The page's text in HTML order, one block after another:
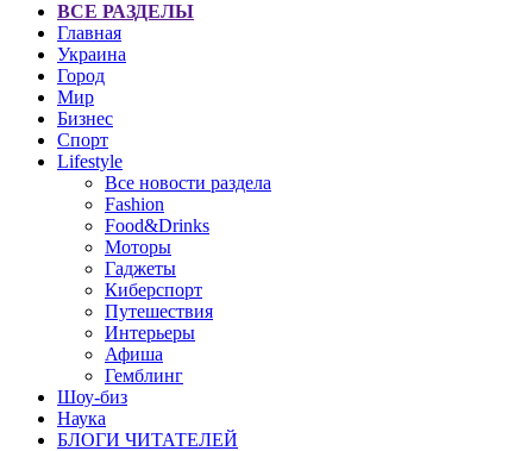
ВСЕ РАЗДЕЛЫ
Главная
Украина
Город
Мир
Бизнес
Спорт
Lifestyle
Все новости раздела
Fashion
Food&Drinks
Моторы
Гаджеты
Киберспорт
Путешествия
Интерьеры
Афиша
Гемблинг
Шоу-биз
Наука
БЛОГИ ЧИТАТЕЛЕЙ